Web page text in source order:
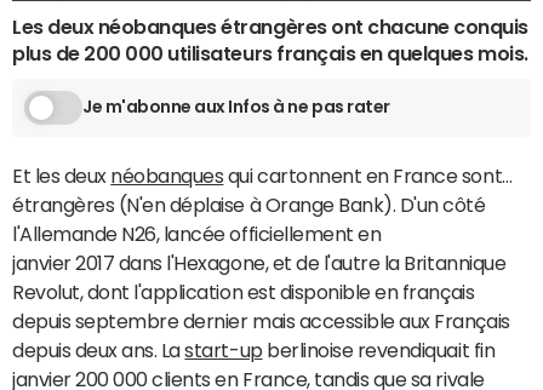
Les deux néobanques étrangères ont chacune conquis
plus de 200 000 utilisateurs français en quelques mois.
Je m'abonne aux Infos à ne pas rater
Et les deux néobanques qui cartonnent en France sont…
étrangères (N'en déplaise à Orange Bank). D'un côté
l'Allemande N26, lancée officiellement en
janvier 2017 dans l'Hexagone, et de l'autre la Britannique
Revolut, dont l'application est disponible en français
depuis septembre dernier mais accessible aux Français
depuis deux ans. Lastart-up berlinoise revendiquait fin
janvier 200 000 clients en France, tandis que sa rivale